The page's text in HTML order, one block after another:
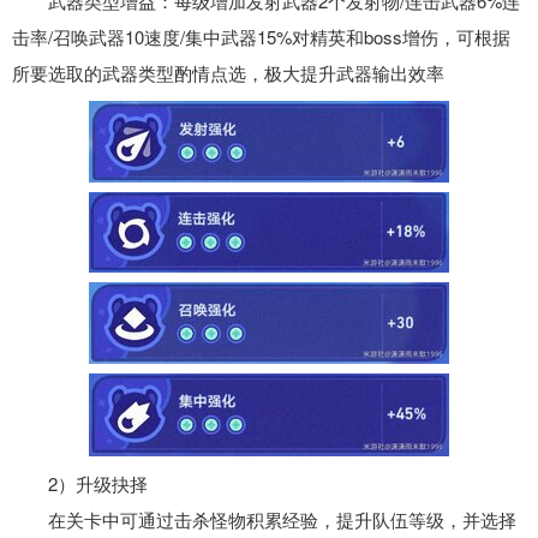
击率/召唤武器10速度/集中武器15%对精英和boss增伤，可根据
所要选取的武器类型酌情点选，极大提升武器输出效率
2）升级抉择
在关卡中可通过击杀怪物积累经验，提升队伍等级，并选择